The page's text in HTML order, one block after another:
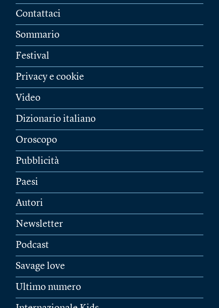
Contattaci
Sommario
Festival
Privacy e cookie
Video
Dizionario italiano
Oroscopo
Pubblicità
Paesi
Autori
Newsletter
Podcast
Savage love
Ultimo numero